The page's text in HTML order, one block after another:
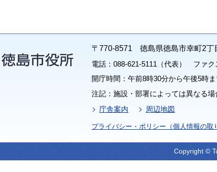
〒770-8571 徳島県徳島市幸町2丁
電話：088-621-5111（代表） ファク
開庁時間：午前8時30分から午後5時
注記：施設・部署によっては異なる
庁舎案内
周辺地図
プライバシー・ポリシー（個人情報の取
Copyright ©